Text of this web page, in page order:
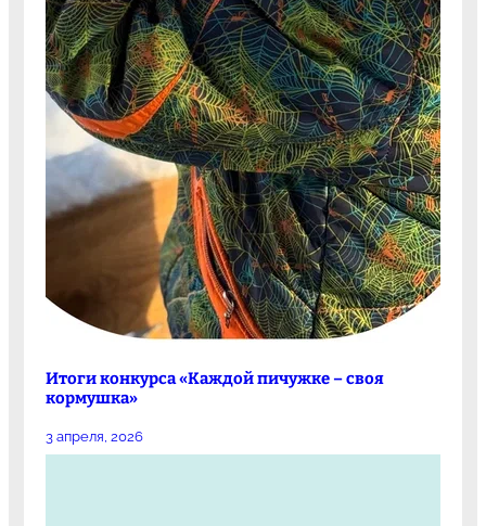
Итоги конкурса «Каждой пичужке – своя
кормушка»
3 апреля, 2026